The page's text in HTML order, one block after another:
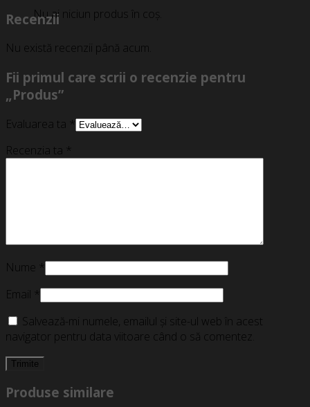
Nu ai niciun produs în coș.
Recenzii
Nu există recenzii până acum.
Fii primul care scrii o recenzie pentru
„Produs”
Evaluarea ta *
Recenzia ta *
Nume *
Email *
Salvează-mi numele, emailul și site-ul web în acest
navigator pentru data viitoare când o să comentez.
Produse similare